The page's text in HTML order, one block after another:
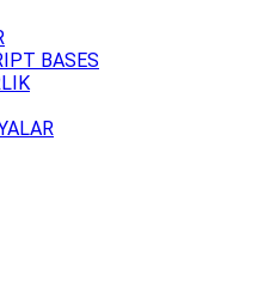
BASES